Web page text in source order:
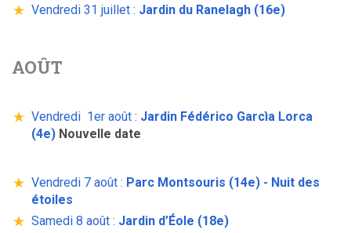
Vendredi 31 juillet : Jardin du Ranelagh (16e)
AOÛT
Vendredi 1er août : Jardin Fédérico Garcìa Lorca
(4e) Nouvelle date
Vendredi 7 août : Parc Montsouris (14e) - Nuit des
étoiles
Samedi 8 août : Jardin d’Éole (18e)